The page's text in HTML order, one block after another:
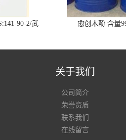
90-2/武
愈创木酚 含量
关于我们
公司简介
荣誉资质
联系我们
在线留言